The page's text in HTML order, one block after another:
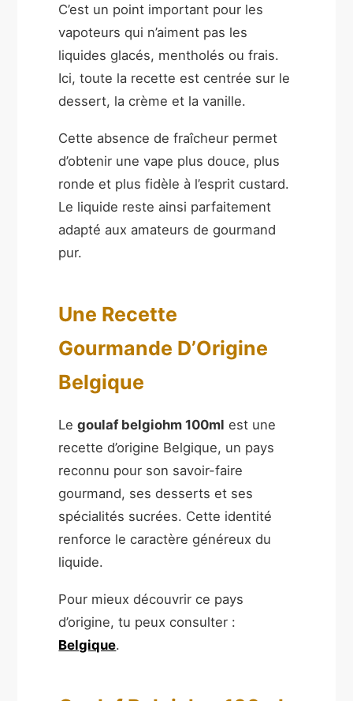
C’est un point important pour les
vapoteurs qui n’aiment pas les
liquides glacés, mentholés ou frais.
Ici, toute la recette est centrée sur le
dessert, la crème et la vanille.
Cette absence de fraîcheur permet
d’obtenir une vape plus douce, plus
ronde et plus fidèle à l’esprit custard.
Le liquide reste ainsi parfaitement
adapté aux amateurs de gourmand
pur.
Une Recette
Gourmande D’Origine
Belgique
Legoulaf belgiohm 100ml est une
recette d’origine Belgique, un pays
reconnu pour son savoir-faire
gourmand, ses desserts et ses
spécialités sucrées. Cette identité
renforce le caractère généreux du
liquide.
Pour mieux découvrir ce pays
d’origine, tu peux consulter :
Belgique.